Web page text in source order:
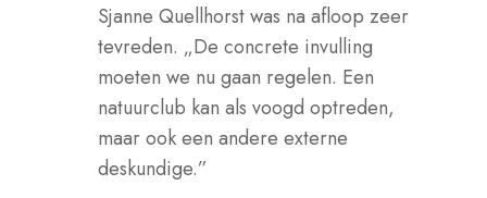
Sjanne Quellhorst was na afloop zeer
tevreden. „De concrete invulling
moeten we nu gaan regelen. Een
natuurclub kan als voogd optreden,
maar ook een andere externe
deskundige.”